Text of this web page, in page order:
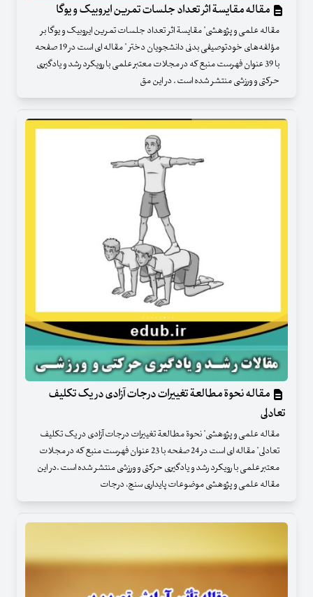
مقاله مقایسة اثر تعداد جلسات تمرین ایروبیک و یوگا
مقاله علمی و پژوهشی" مقایسة اثر تعداد جلسات تمرین ایروبیک و یوگا بر
مؤلفه‌های خودتوصیفی بدنی دانشجویان دختر " مقاله ای است در 19 صفحه
با 39 عنوان فهرست منبع که در مجلات معتبر علمی با رویکرد رشد و یادگیری
حرکتی و ورزشی منتشر شده است . در این مق
مقاله نحوة مطالعة تغییرات درجات آزادی در یک تکلیف
تعادلی
مقاله علمی و پژوهشی" نحوة مطالعة تغییرات درجات آزادی در یک تکلیف
تعادلی" مقاله ای است در 24 صفحه با 23 عنوان فهرست منبع که در مجلات
معتبر علمی با رویکرد رشد و یادگیری حرکتی و ورزشی منتشر شده است .در این
مقاله علمی و پژوهشی موضوعات پایداری سنج، درجات